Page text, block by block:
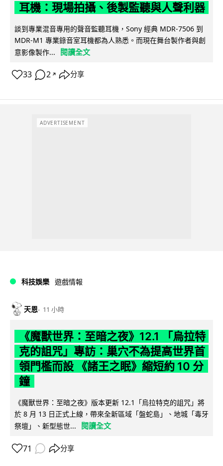
耳機：現場拍攝、後製監聽與人聲利器
談到專業混音專用的聲音監聽耳機，Sony 經典 MDR-7506 到
MDR-M1 專業錄音室耳機都為人熟悉。而現在舞台製作者與創
意影像製作...
閱讀全文
33 2 ↗ 分享
ADVERTISEMENT
科技娛樂 遊戲情報
天恩 11 小時
《魔獸世界：至暗之夜》12.1 「烏拉特
克的詛咒」專訪：巢穴不為提高世界首
領門檻而設 《諸王之眠》縮短約 10 分
鐘
《魔獸世界：至暗之夜》版本更新 12.1「烏拉特克的詛咒」將
於 8 月 13 日正式上線，帶來全新區域「盤蛇島」、地城「毒牙
祭壇」、新型態世...
閱讀全文
71 分享